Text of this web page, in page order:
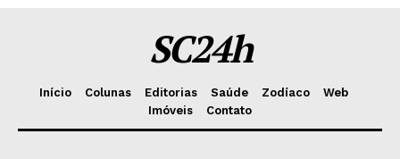
SC24h
Início Colunas Editorias Saúde Zodíaco
Web
Imóveis
Contato